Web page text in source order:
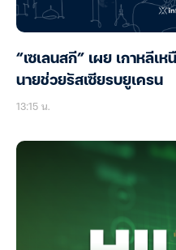
“เซเลนสกี” เผย เกาหลี
นายช่วยรัสเซียรบยูเครน
13:15 น.